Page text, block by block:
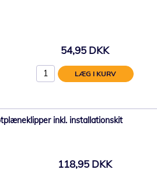
54,95 DKK
LÆG I KURV
inkl. installationskit
118,95 DKK